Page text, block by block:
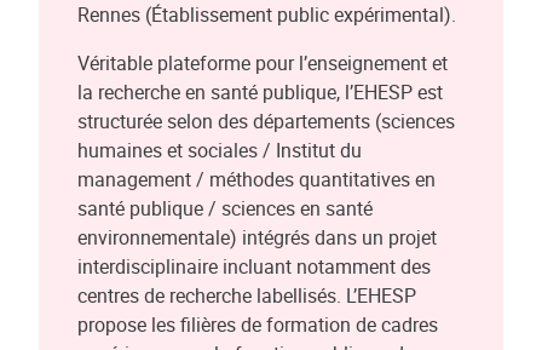
Rennes (Établissement public expérimental).
Véritable plateforme pour l’enseignement et
la recherche en santé publique, l’EHESP est
structurée selon des départements (sciences
humaines et sociales / Institut du
management / méthodes quantitatives en
santé publique / sciences en santé
environnementale) intégrés dans un projet
interdisciplinaire incluant notamment des
centres de recherche labellisés. L’EHESP
propose les filières de formation de cadres